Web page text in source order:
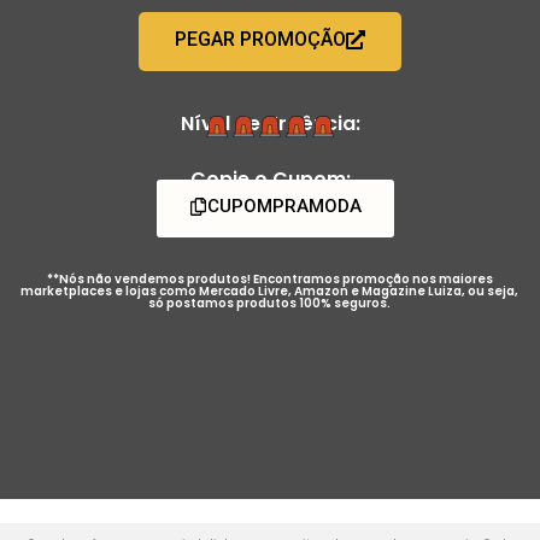
PEGAR PROMOÇÃO
Nível de Urgência:
Copie o Cupom:
CUPOMPRAMODA
**Nós não vendemos produtos! Encontramos promoção nos maiores
marketplaces e lojas como Mercado Livre, Amazon e Magazine Luiza, ou seja,
só postamos produtos 100% seguros.